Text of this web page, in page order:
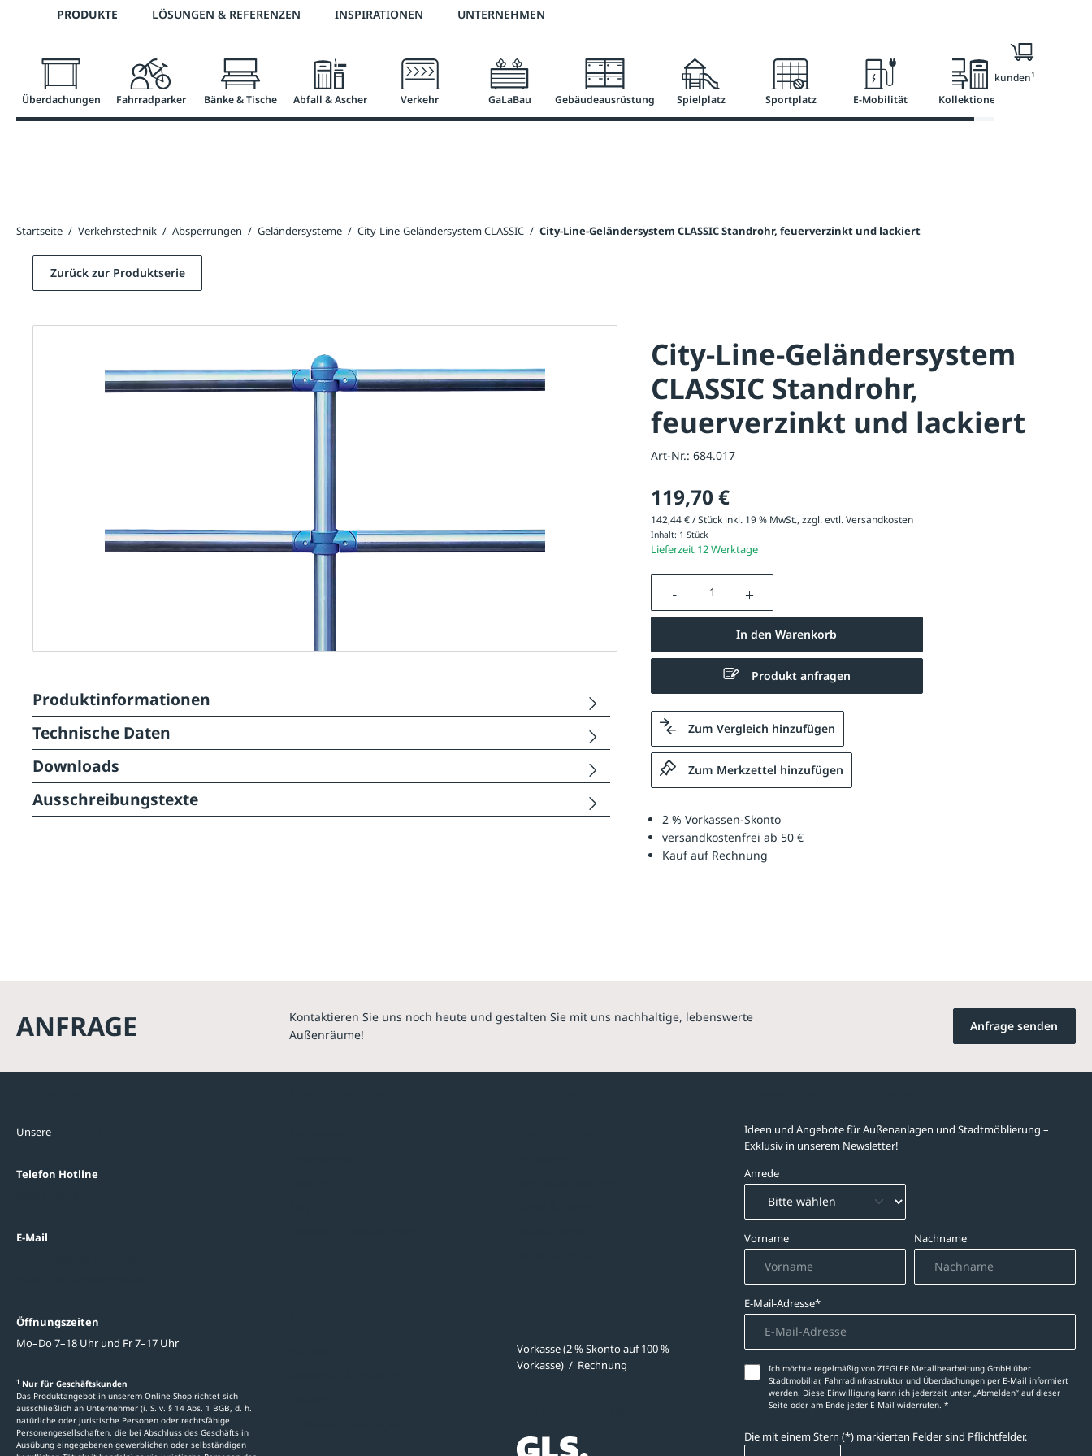
Zur Hauptnavigation springen
Telefon: 0800 / 100 49 02 2 % Vorkassen-Skonto versandkostenfrei ab 50 €
PRODUKTE LÖSUNGEN & REFERENZEN INSPIRATIONEN UNTERNEHMEN
Überdachungen Fahrradparker Bänke & Tische Abfall & Ascher Verkehr GaLaBau Gebäudeausrüstung Spielplatz Sportplatz E-Mobilität Kollektionen
Nur für Geschäftskunden1
Startseite / Verkehrstechnik / Absperrungen / Geländersysteme / City-Line-Geländersystem CLASSIC / City-Line-Geländersystem CLASSIC Standrohr, feuerverzinkt und lackiert
City-Line-Geländersystem
CLASSIC Standrohr,
feuerverzinkt und lackiert
Art-Nr.: 684.017
119,70 €
142,44 € / Stück inkl. 19 % MwSt., zzgl. evtl.Versandkosten
Inhalt: 1 Stück
Lieferzeit 12 Werktage
Produkt Anzahl: Gib den gewünschten Wert ein oder
In den Warenkorb
Produkt anfragen
Zum Vergleich hinzufügen
Zum Merkzettel hinzufügen
2 % Vorkassen-Skonto
versandkostenfrei ab 50 €
Kauf auf Rechnung
Zurück zur Produktserie
Produktinformationen
Technische Daten
Downloads
Ausschreibungstexte
ANFRAGE
Kontaktieren Sie uns noch heute und gestalten Sie mit uns nachhaltige, lebenswerte
Außenräume!
Anfrage senden
Unsere
Telefon Hotline
E-Mail
Öffnungszeiten
Mo–Do 7–18 Uhr und Fr 7–17 Uhr
1 Nur für Geschäftskunden
Das Produktangebot in unserem Online-Shop richtet sich
ausschließlich an Unternehmer (i. S. v. § 14 Abs. 1 BGB, d. h.
natürliche oder juristische Personen oder rechtsfähige
Personengesellschaften, die bei Abschluss des Geschäfts in
Ausübung eingegebenen gewerblichen oder selbständigen
Vorkasse (2 % Skonto auf 100 %
Vorkasse) / Rechnung
Ideen und Angebote für Außenanlagen und Stadtmöblierung –
Exklusiv in unserem Newsletter!
Anrede
Vorname Nachname
E-Mail-Adresse*
Ich möchte regelmäßig von ZIEGLER Metallbearbeitung GmbH über
Stadtmobiliar, Fahrradinfrastruktur und Überdachungen per E-Mail informiert
werden. Diese Einwilligung kann ich jederzeit unter „Abmelden‘‘ auf dieser
Seite oder am Ende jeder E-Mail widerrufen. *
Die mit einem Stern (*) markierten Felder sind Pflichtfelder.